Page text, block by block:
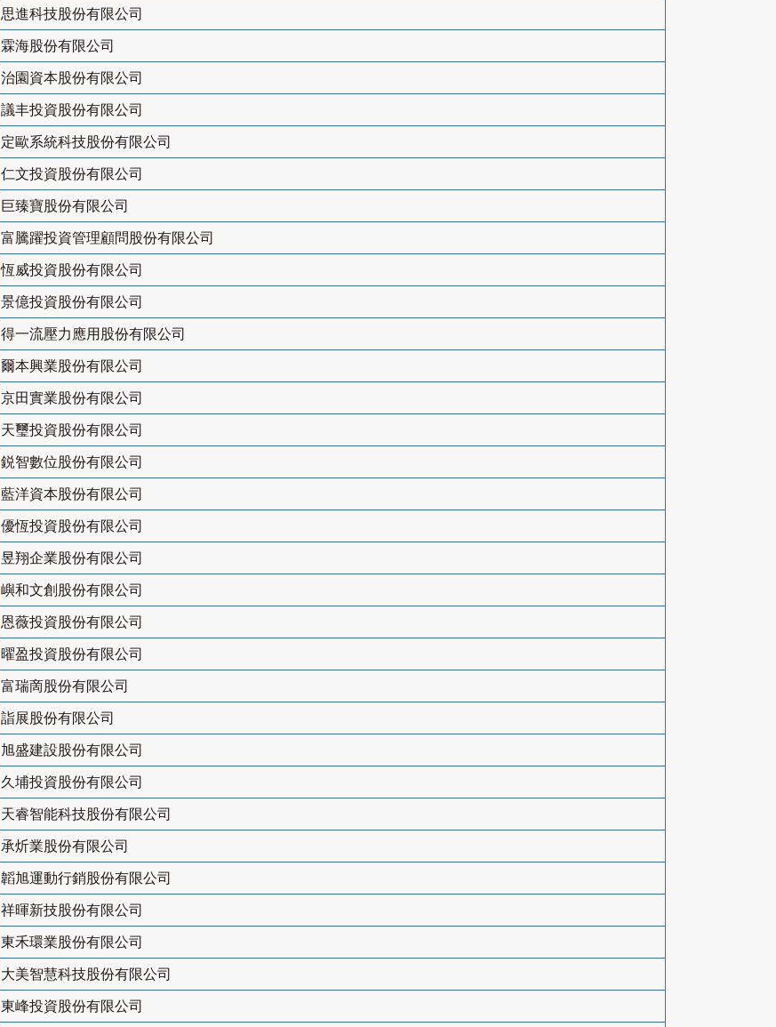
思進科技股份有限公司
霖海股份有限公司
治園資本股份有限公司
議丰投資股份有限公司
定歐系統科技股份有限公司
仁文投資股份有限公司
巨臻寶股份有限公司
富騰躍投資管理顧問股份有限公司
恆威投資股份有限公司
景億投資股份有限公司
得一流壓力應用股份有限公司
爾本興業股份有限公司
京田實業股份有限公司
天璽投資股份有限公司
鋭智數位股份有限公司
藍洋資本股份有限公司
優恆投資股份有限公司
昱翔企業股份有限公司
嶼和文創股份有限公司
恩薇投資股份有限公司
曜盈投資股份有限公司
富瑞啇股份有限公司
詣展股份有限公司
旭盛建設股份有限公司
久埔投資股份有限公司
天睿智能科技股份有限公司
承炘業股份有限公司
韜旭運動行銷股份有限公司
祥暉新技股份有限公司
東禾環業股份有限公司
大美智慧科技股份有限公司
東峰投資股份有限公司